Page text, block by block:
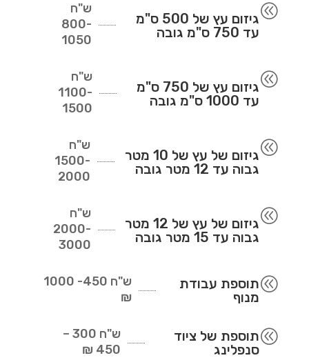
@
גיזום עץ של 500 ס"מ
עד 750 ס"מ גובה
ש"ח
800-
1050
@
גיזום עץ של 750 ס"מ
עד 1000 ס"מ גובה
ש"ח
1100-
1500
@
גיזום של עץ של 10 מטר
גבוה עד 12 מטר גובה
ש"ח
1500-
2000
@
גיזום של עץ של 12 מטר
גבוה עד 15 מטר גובה
ש"ח
2000-
3000
@תוספת עבודת
מנוף
ש"ח
450- 1000
₪
@תוספת של ציוד
סנפלינג
ש"ח
300 –
450 ₪